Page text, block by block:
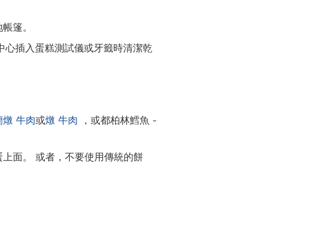
篷。
心插入蛋糕測試儀或牙籤時清潔乾
燉 牛肉或燉 牛肉 ，或都柏林鱈魚 -
面。 或者，不要使用傳統的餅